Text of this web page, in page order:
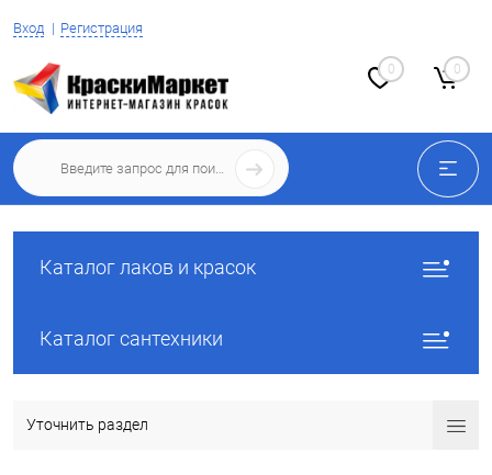
Вход Регистрация
0 0
Каталог лаков и красок
Каталог сантехники
Уточнить раздел